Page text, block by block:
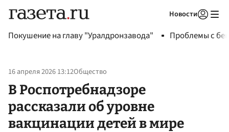
Новости
Покушение на главу "Уралдронзавода" Проблемы с
16 апреля 2026 13:12Общество
В Роспотребнадзоре
рассказали об уровне
вакцинации детей в мире